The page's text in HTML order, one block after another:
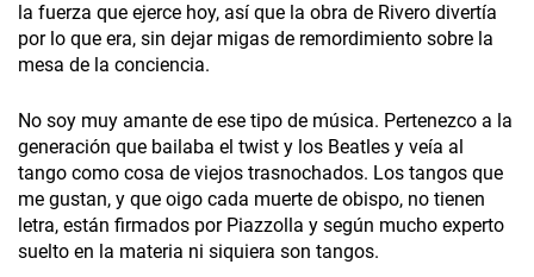
la fuerza que ejerce hoy, así que la obra de Rivero divertía
por lo que era, sin dejar migas de remordimiento sobre la
mesa de la conciencia.
No soy muy amante de ese tipo de música. Pertenezco a la
generación que bailaba el twist y los Beatles y veía al
tango como cosa de viejos trasnochados. Los tangos que
me gustan, y que oigo cada muerte de obispo, no tienen
letra, están firmados por Piazzolla y según mucho experto
suelto en la materia ni siquiera son tangos.